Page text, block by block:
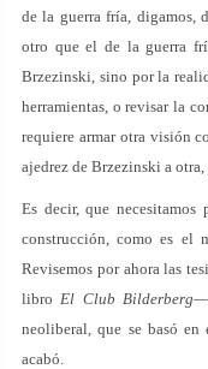
de la guerra fría, digamos,
otro que el de la guerra
Brzezinski, sino por la
herramientas, o revisar la
requiere armar otra visión
ajedrez de Brzezinski a
Es decir, que
construcción, como es el
Revisemos por ahora las
libroEl Club Bilderberg
neoliberal, que se basó
acabó.